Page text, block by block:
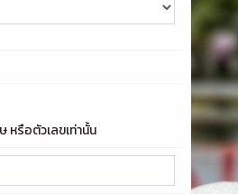
หรือตัวเลขเท่านั้น